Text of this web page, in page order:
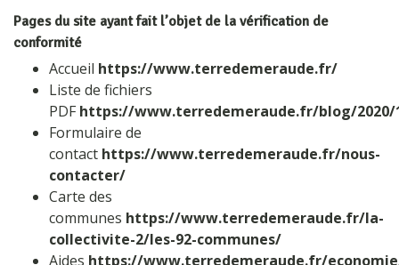
Pages du site ayant fait l’objet de la vérification de
conformité
Accueil https://www.terredemeraude.fr/
Liste de fichiers
PDF https://www.terredemeraude.fr/blog/2020/
Formulaire de
contact https://www.terredemeraude.fr/nous-
contacter/
Carte des
communes https://www.terredemeraude.fr/la-
collectivite-2/les-92-communes/
Aides https://www.terredemeraude.fr/